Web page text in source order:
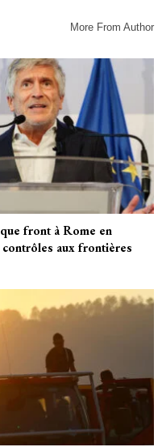
More From Author
front à Rome en
aux frontières